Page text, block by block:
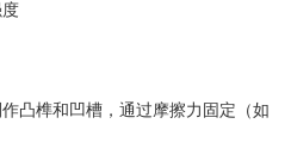
榫和凹槽，通过摩擦力固定（如